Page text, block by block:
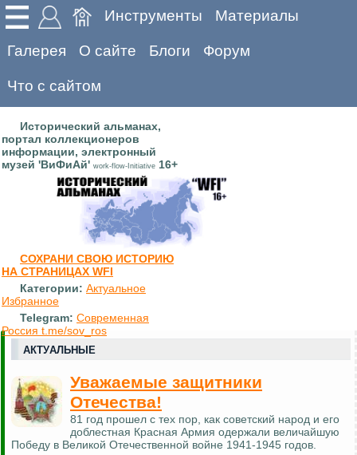
Инструменты Материалы
Галерея О сайте Блоги Форум
Что с сайтом
Исторический альманах,
портал коллекционеров
информации, электронный
музей 'ВиФиАй' work-flow-Initiative 16+
СОХРАНИ СВОЮ ИСТОРИЮ
НА СТРАНИЦАХ WFI
Категории: Актуальное
Избранное
Telegram: Современная
Россия t.me/sov_ros
АКТУАЛЬНЫЕ
Уважаемые защитники
Отечества!
81 год прошел с тех пор, как советский народ и его
доблестная Красная Армия одержали величайшую
Победу в Великой Отечественной войне 1941-1945 годов.